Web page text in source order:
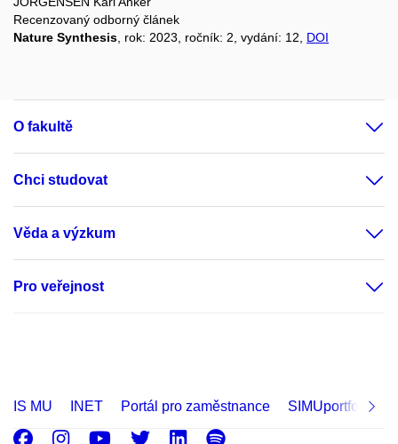
Recenzovaný odborný článek
Nature Synthesis , rok: 2023, ročník: 2, vydání: 12, DOI
O fakultě
Chci studovat
Věda a výzkum
Pro veřejnost
IS MU INET Portál pro zaměstnance SIMUportfolio
Facebook
Instagram
Youtube
Twitter
LinkedIn
Spotify